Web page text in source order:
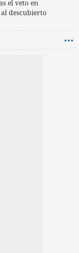
el veto en
descubierto